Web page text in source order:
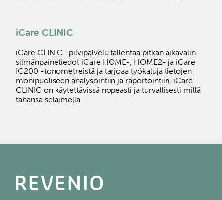
iCare CLINIC
iCare CLINIC -pilvipalvelu tallentaa pitkän aikavälin
silmänpainetiedot iCare HOME-, HOME2- ja iCare
IC200 -tonometreistä ja tarjoaa työkaluja tietojen
monipuoliseen analysointiin ja raportointiin. iCare
CLINIC on käytettävissä nopeasti ja turvallisesti millä
tahansa selaimella.